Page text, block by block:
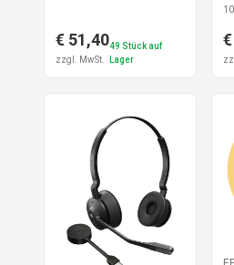
€ 51,40
zzgl. MwSt.
49 Stück auf
Lager